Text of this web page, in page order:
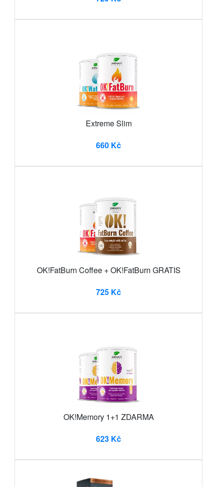
Extreme Slim
660 Kč
OK!FatBurn Coffee + OK!FatBurn GRATIS
725 Kč
OK!Memory 1+1 ZDARMA
623 Kč